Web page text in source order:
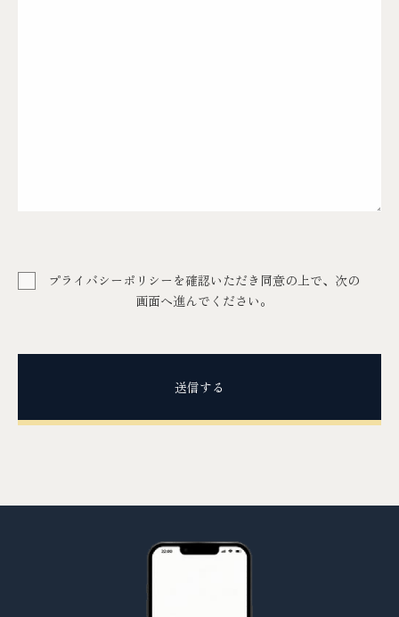
プライバシーポリシーを確認いただき同意の上で、次の
画面へ進んでください。